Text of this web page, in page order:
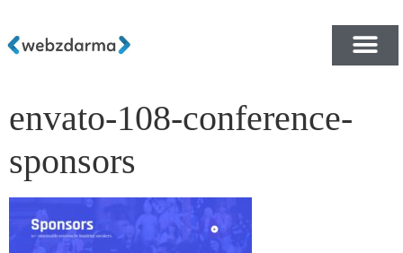
envato-108-conference-
sponsors